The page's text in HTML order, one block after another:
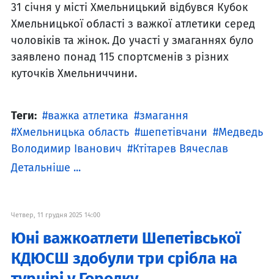
31 січня у місті Хмельницький відбувся Кубок
Хмельницької області з важкої атлетики серед
чоловіків та жінок. До участі у змаганнях було
заявлено понад 115 спортсменів з різних
куточків Хмельниччини.
Теги: важка атлетика
змагання
Хмельницька область
шепетівчани
Медведь
Володимир Іванович
Ктітарев Вячеслав
Детальніше ...
Четвер, 11 грудня 2025 14:00
Юні важкоатлети Шепетівської
КДЮСШ здобули три срібла на